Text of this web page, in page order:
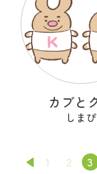
カブと
しまぴ
1 2 3